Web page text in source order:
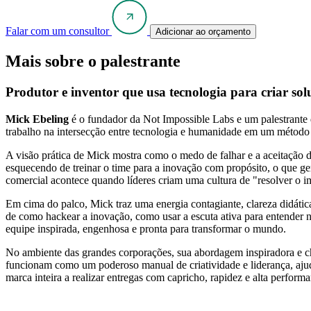
Falar com um consultor Adicionar ao orçamento
Mais sobre o palestrante
Produtor e inventor que usa tecnologia para criar
Mick Ebeling é o fundador da Not Impossible Labs e um
trabalho na intersecção entre tecnologia e humanidade em um
A visão prática de Mick mostra como o medo de falhar e a
esquecendo de treinar o time para a inovação com propósito, o que
comercial acontece quando líderes criam uma cultura de "resolver o
Em cima do palco, Mick traz uma energia contagiante, clareza
de como hackear a inovação, como usar a escuta ativa para
equipe inspirada, engenhosa e pronta para transformar o mundo.
No ambiente das grandes corporações, sua abordagem inspiradora e
funcionam como um poderoso manual de criatividade e liderança,
marca inteira a realizar entregas com capricho, rapidez e alta